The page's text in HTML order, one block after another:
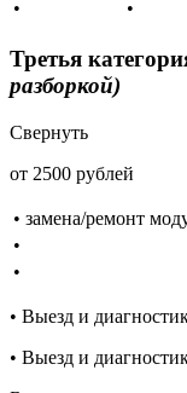
•
•
Третья
разборкой)
Свернуть
от 2500 рублей
• замена/ремонт
•
•
• Выезд и
• Выезд и